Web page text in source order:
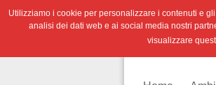
Utilizziamo i cookie per personalizzare i contenuti e
analisi dei dati web e ai social media nostri
visualizzare